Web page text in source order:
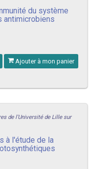
du système
antimicrobiens
Ajouter à mon panier
de l'Université de Lille sur
à l'étude de la